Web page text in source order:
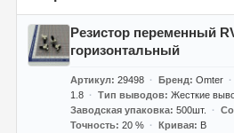
Резистор переменный
горизонтальный
Артикул 29498 Бренд Omter
1.8
Тип выводов Жесткие
Заводская упаковка 500шт.
Точность 20 % Кривая B